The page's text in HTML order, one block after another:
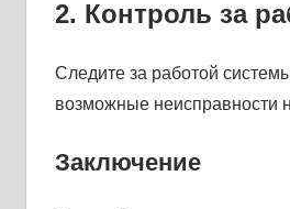
2. Контроль за
Следите за работой
возможные неисправности
Заключение